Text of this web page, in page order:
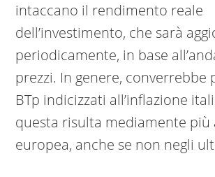
intaccano il rendimento reale
dell’investimento, che sarà
periodicamente, in base
prezzi. In genere, converrebbe
BTp indicizzati all’inflazione
questa risulta mediamente più
europea, anche se non negli